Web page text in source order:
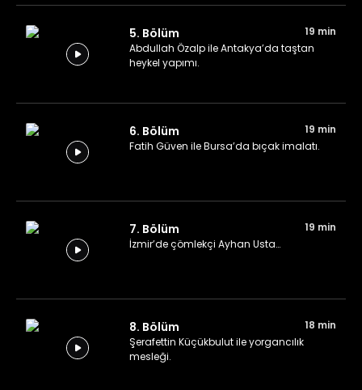
5. Bölüm
19 min
Abdullah Özalp ile Antakya’da taştan
heykel yapımı.
6. Bölüm
19 min
Fatih Güven ile Bursa’da bıçak imalatı.
7. Bölüm
19 min
İzmir’de çömlekçi Ayhan Usta…
8. Bölüm
18 min
Şerafettin Küçükbulut ile yorgancılık
mesleği.